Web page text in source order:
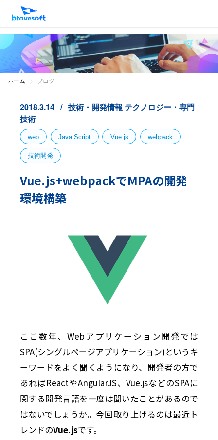
ホーム ブログ
2018.3.14 技術・開発情報 テクノロジー・専門
技術
web Java Script Vue.js webpack
技術開発
Vue.js+webpackでMPAの開発
環境構築
ここ数年、Webアプリケーション開発では
SPA(シングルページアプリケーション)というキ
ーワードをよく聞くようになり、開発者の方で
あればReactやAngularJS、Vue.jsなどのSPAに
関する開発言語を一度は聞いたことがあるので
はないでしょうか。今回取り上げるのは最近ト
レンドのVue.jsです。